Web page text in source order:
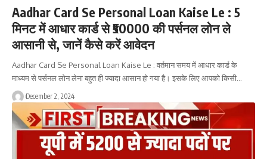
Aadhar Card Se Personal Loan Kaise Le : 5
मिनट में आधार कार्ड से ₹50000 की पर्सनल लोन ले
आसानी से, जानें कैसे करें आवेदन
Aadhar Card Se Personal Loan Kaise Le : वर्तमान समय में आधार कार्ड के
माध्यम से पर्सनल लोन लेना बहुत ही ज्यादा आसान हो गया है। इसके लिए आपको किसी…
December 2, 2024